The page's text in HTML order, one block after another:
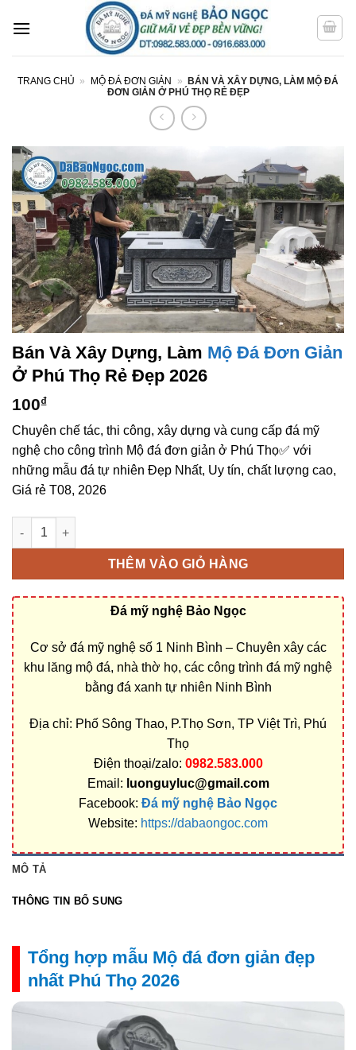
qua
TRANG CHỦ » MỘ ĐÁ ĐƠN GIẢN »
BÁN VÀ XÂY DỰNG, LÀM MỘ ĐÁ
ĐƠN GIẢN Ở PHÚ THỌ RẺ ĐẸP
Bán Và Xây Dựng, Làm Mộ Đá Đơn Giản
Ở Phú Thọ Rẻ Đẹp 2026
100₫
Chuyên chế tác, thi công, xây dựng và cung cấp đá mỹ
nghệ cho công trình Mộ đá đơn giản ở Phú Thọ✅ với
những mẫu đá tự nhiên Đẹp Nhất, Uy tín, chất lượng cao,
Giá rẻ T08, 2026
Bán và xây dựng, làm Mộ đá đơn giản ở Phú Thọ rẻ đẹp số
THÊM VÀO GIỎ HÀNG
Đá mỹ nghệ Bảo Ngọc
Cơ sở đá mỹ nghệ số 1 Ninh Bình – Chuyên xây các
khu lăng mộ đá, nhà thờ họ, các công trình đá mỹ nghệ
bằng đá xanh tự nhiên Ninh Bình
Địa chỉ: Phố Sông Thao, P.Thọ Sơn, TP Việt Trì, Phú
Thọ
Điện thoại/zalo: 0982.583.000
Email: luonguyluc@gmail.com
Facebook: Đá mỹ nghệ Bảo Ngọc
Website: https://dabaongoc.com
MÔ TẢ
THÔNG TIN BỔ SUNG
Tổng hợp mẫu Mộ đá đơn giản đẹp
nhất Phú Thọ 2026